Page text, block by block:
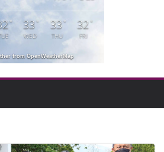
° 33°
WED
33°
THU
32°
FRI
from OpenWeatherMap